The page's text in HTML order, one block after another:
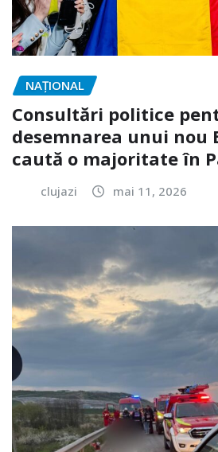
NAŢIONAL
Consultări politice
desemnarea unui nou
caută o majoritate în
clujazi mai 11, 2026